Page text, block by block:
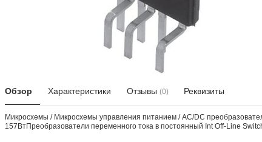
Обзор Характеристики Отзывы (0) Реквизиты
Микросхемы / Микросхемы управления питанием / AC/DC
157ВтПреобразователи переменного тока в постоянный Int Off-Line